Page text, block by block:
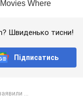
Швиденько тисни!
Підписатись
...